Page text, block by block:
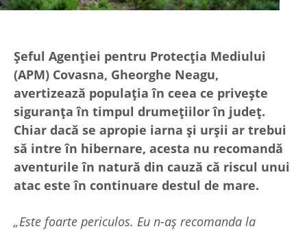
Șeful Agenției pentru Protecția Mediului
(APM) Covasna, Gheorghe Neagu,
avertizează populația în ceea ce privește
siguranța în timpul drumețiilor în județ.
Chiar dacă se apropie iarna și urșii ar trebui
să intre în hibernare, acesta nu recomandă
aventurile în natură din cauză că riscul unui
atac este în continuare destul de mare.
„Este foarte periculos. Eu n-aș recomanda la